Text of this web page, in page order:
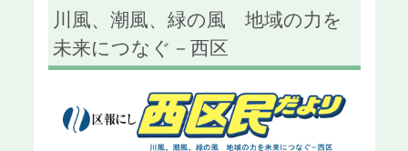
川風、潮風、緑の風 地域の力を
未来につなぐ－西区